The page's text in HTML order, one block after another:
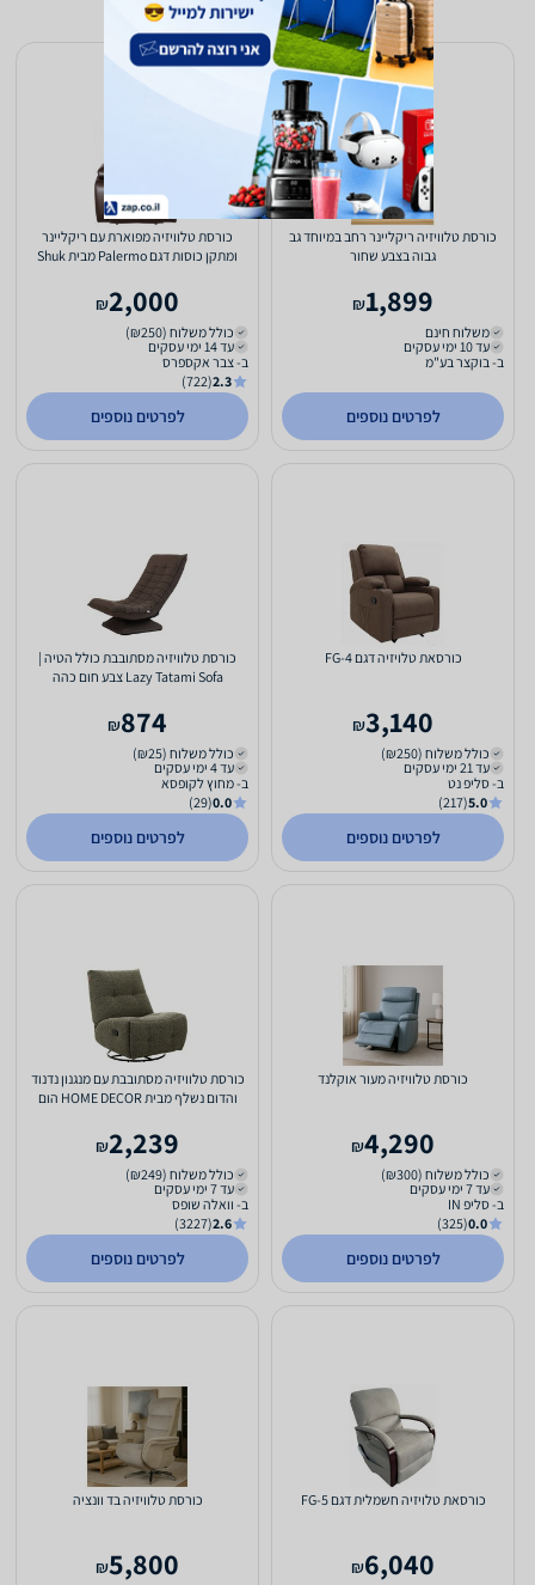
כורסת טלוויזיה ריקליינר רחב במיוחד גב
גבוה בצבע שחור
1,899
₪
משלוח חינם
עד 10 ימי עסקים
ב- בוקצר בע"מ
לפרטים נוספים
כורסת טלוויזיה מפוארת עם ריקליינר
ומתקן כוסות דגם Palermo מבית Shuk
2,000
₪
כולל משלוח (₪250)
עד 14 ימי עסקים
ב- צבר אקספרס
2.3
(722)
לפרטים נוספים
כורסאת טלויזיה דגם FG-4
3,140
₪
כולל משלוח (₪250)
עד 21 ימי עסקים
ב- סליפ נט
5.0
(217)
לפרטים נוספים
כורסת טלוויזיה מסתובבת כולל הטיה |
Lazy Tatami Sofa צבע חום כהה
874
₪
כולל משלוח (₪25)
עד 4 ימי עסקים
ב- מחוץ לקופסא
0.0
(29)
לפרטים נוספים
כורסת טלוויזיה מעור אוקלנד
4,290
₪
כולל משלוח (₪300)
עד 7 ימי עסקים
ב- סליפ IN
0.0
(325)
לפרטים נוספים
כורסת טלוויזיה מסתובבת עם מנגנון נדנוד
והדום נשלף מבית HOME DECOR הום
2,239
₪
כולל משלוח (₪249)
עד 7 ימי עסקים
ב- וואלה שופס
2.6
(3227)
לפרטים נוספים
כורסאת טלויזיה חשמלית דגם FG-5
6,040
₪
כורסת טלוויזיה בד וונציה
5,800
₪